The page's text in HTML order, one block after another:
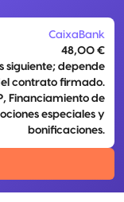
CaixaBank
48,00 €
siguiente; depende
contrato firmado.
Financiamiento de
especiales y
bonificaciones.